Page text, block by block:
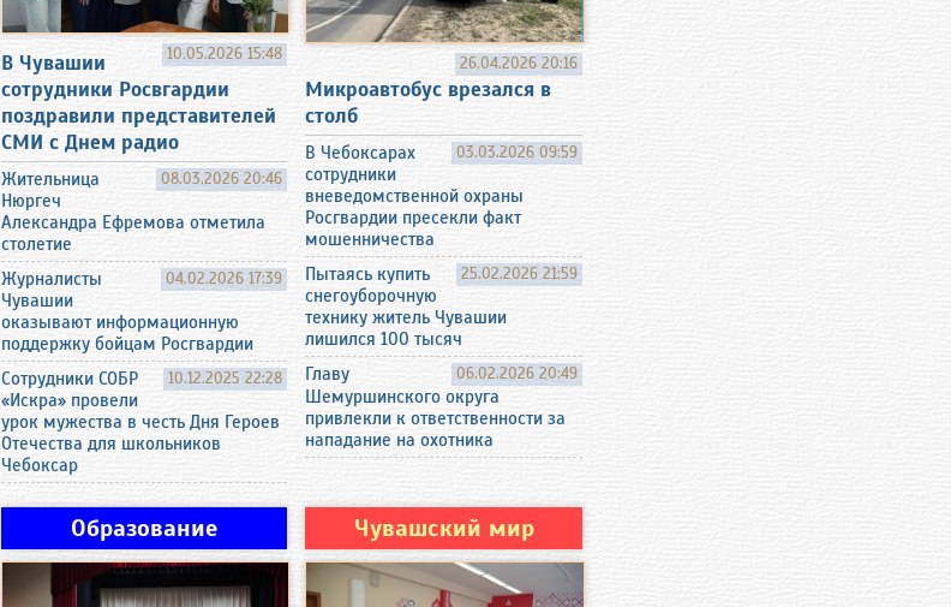
10.05.2026 15:48
В Чувашии
сотрудники Росвгардии
поздравили представителей
СМИ с Днем радио
08.03.2026 20:46
Жительница
Нюргеч
Александра Ефремова отметила
столетие
04.02.2026 17:39
Журналисты
Чувашии
оказывают информационную
поддержку бойцам Росгвардии
10.12.2025 22:28
Сотрудники СОБР
«Искра» провели
урок мужества в честь Дня Героев
Отечества для школьников
Чебоксар
26.04.2026 20:16
Микроавтобус врезался в
столб
03.03.2026 09:59
В Чебоксарах
сотрудники
вневедомственной охраны
Росгвардии пресекли факт
мошенничества
25.02.2026 21:59
Пытаясь купить
снегоуборочную
технику житель Чувашии
лишился 100 тысяч
06.02.2026 20:49
Главу
Шемуршинского округа
привлекли к ответственности за
нападание на охотника
Образование Чувашский мир